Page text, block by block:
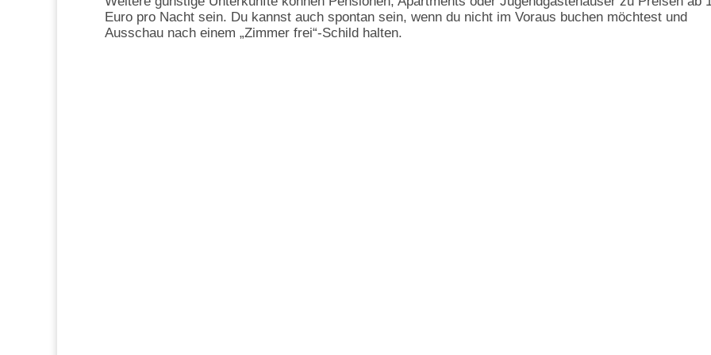
Euro pro Nacht sein. Du kannst auch spontan sein, wenn du nicht im Voraus buchen möchtest und
Ausschau nach einem „Zimmer frei“-Schild halten.